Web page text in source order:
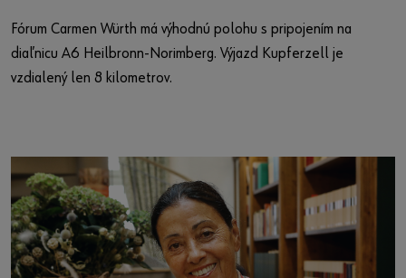
Fórum Carmen Würth má výhodnú polohu s pripojením na
diaľnicu A6 Heilbronn-Norimberg. Výjazd Kupferzell je
vzdialený len 8 kilometrov.